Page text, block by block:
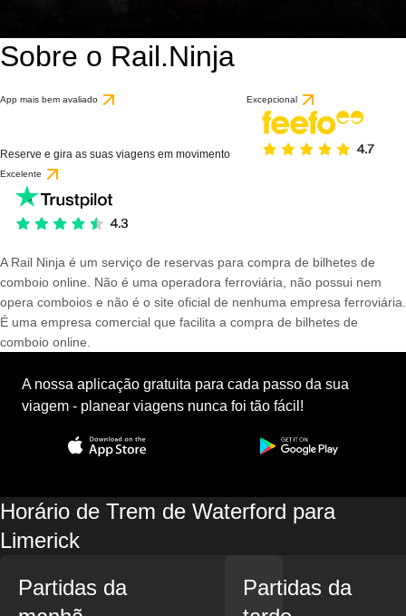
Sobre o Rail.Ninja
App mais bem avaliado
Reserve e gira as suas viagens em movimento
Excepcional
Excelente
A Rail Ninja é um serviço de reservas para compra de bilhetes de
comboio online. Não é uma operadora ferroviária, não possui nem
opera comboios e não é o site oficial de nenhuma empresa ferroviária.
É uma empresa comercial que facilita a compra de bilhetes de
comboio online.
A nossa aplicação gratuita para cada passo da sua
viagem - planear viagens nunca foi tão fácil!
Horário de Trem de Waterford para
Limerick
Partidas da
Partidas da